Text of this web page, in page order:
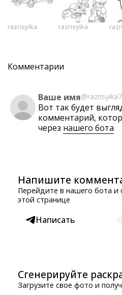
razrisyika razrisyika
Комментарии
Ваше имя@razrisyika
Вот так будет
комментарий,
через нашего бота
Напишите
Перейдите в нашего бота и
этой странице
Написать
Сгенерируйте
Загрузите свое фото и